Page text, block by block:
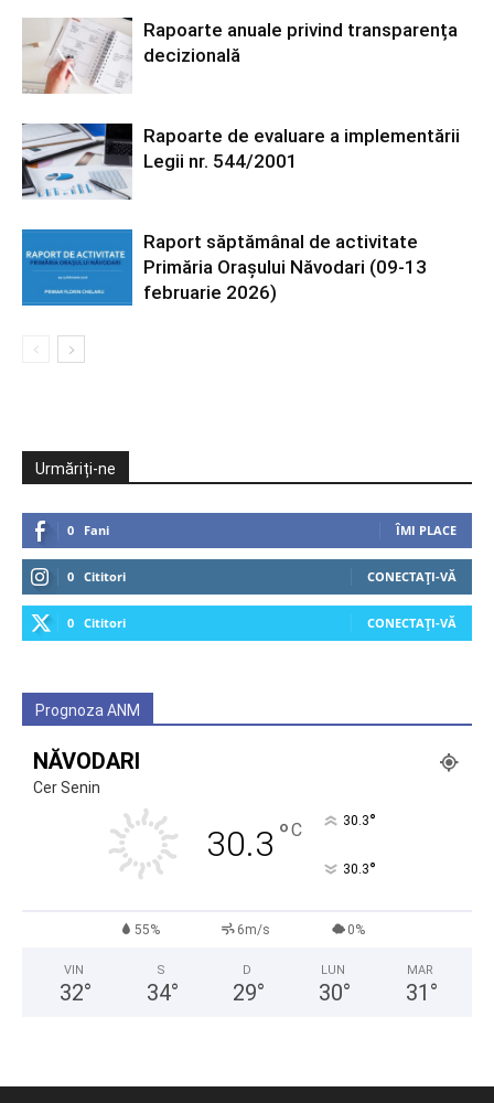
Rapoarte anuale privind transparența
decizională
Rapoarte de evaluare a implementării
Legii nr. 544/2001
Raport săptămânal de activitate
Primăria Orașului Năvodari (09-13
februarie 2026)
Urmăriți-ne
0 Fani ÎMI PLACE
0 Cititori CONECTAȚI-VĂ
0 Cititori CONECTAȚI-VĂ
Prognoza ANM
NĂVODARI
Cer Senin
30.3 °C 30.3°
30.3°
55% 6m/s 0%
VIN
32°
S
34°
D
29°
LUN
30°
MAR
31 °